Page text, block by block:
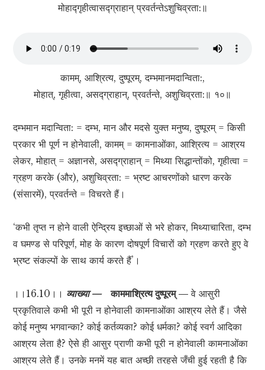
मोहाद्‍गृहीत्वासद्‍ग्राहा‍न् प्रवर्तन्तेऽशुचिव्रता:॥
कामम्, आश्रित्य, दुष्पूरम्, दम्भमानमदान्विता:,
मोहात्, गृहीत्वा, असद्‍ग्राहान्, प्रवर्तन्ते, अशुचिव्रता:॥ १०॥
दम्भमान मदान्विता: = दम्भ, मान और मदसे युक्त मनुष्य, दुष्पूरम् = किसी
प्रकार भी पूर्ण न होनेवाली, कामम् = कामनाओंका, आश्रित्य = आश्रय
लेकर, मोहात् = अज्ञानसे, असद्‍ग्राहान् = मिथ्या सिद्धान्तोंको, गृहीत्वा =
ग्रहण करके (और), अशुचिव्रता: = भ्रष्ट आचरणोंको धारण करके
(संसारमें), प्रवर्तन्ते = विचरते हैं।
‘कभी तृप्त न होने वाली ऐन्द्रिय इच्छाओं से भरे होकर, मिथ्याचारिता, दम्भ
व घमण्ड से परिपूर्ण, मोह के कारण दोषपूर्ण विचारों को ग्रहण करते हुए वे
भ्रष्ट संकल्पों के साथ कार्य करते हैं’।
।।16.10।। व्याख्या — काममाश्रित्य दुष्पूरम् —वे आसुरी
प्रकृतिवाले कभी भी पूरी न होनेवाली कामनाओंका आश्रय लेते हैं। जैसे
कोई मनुष्य भगवान्का? कोई कर्तव्यका? कोई धर्मका? कोई स्वर्ग आदिका
आश्रय लेता है? ऐसे ही आसुर प्राणी कभी पूरी न होनेवाली कामनाओंका
आश्रय लेते हैं। उनके मनमें यह बात अच्छी तरहसे जँची हुई रहती है कि